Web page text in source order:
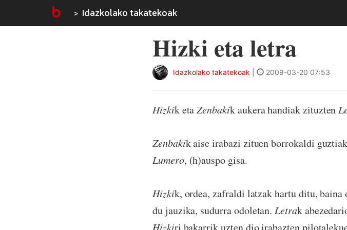
Idazkolako takatekoak
Hizki eta letra
Idazkolako takatekoak 2009-03-20 07:53
Hizkik etaZenbakik aukera handiak zituzten
Zenbakik aise irabazi zituen borrokaldi
Lumero, (h)auspo gisa.
Hizkik, ordea, zafraldi latzak hartu ditu,
du jauzika, sudurra odoletan.Letrak
Hizkiri bakarrik uzten dio irabazten